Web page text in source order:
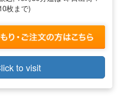
枚まで)
to visit